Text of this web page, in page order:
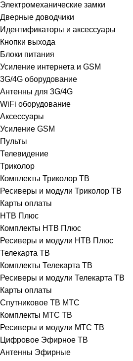
Электромеханические замки
Дверные доводчики
Идентификаторы и аксессуары
Кнопки выхода
Блоки питания
Усиление интернета и GSM
3G/4G оборудование
Антенны для 3G/4G
WiFi оборудование
Аксессуары
Усиление GSM
Пульты
Телевидение
Триколор
Комплекты Триколор ТВ
Ресиверы и модули Триколор ТВ
Карты оплаты
НТВ Плюс
Комплекты НТВ Плюс
Ресиверы и модули НТВ Плюс
Телекарта ТВ
Комплекты Телекарта ТВ
Ресиверы и модули Телекарта ТВ
Карты оплаты
Спутниковое ТВ МТС
Комплекты МТС ТВ
Ресиверы и модули МТС ТВ
Цифровое Эфирное ТВ
Антенны Эфирные